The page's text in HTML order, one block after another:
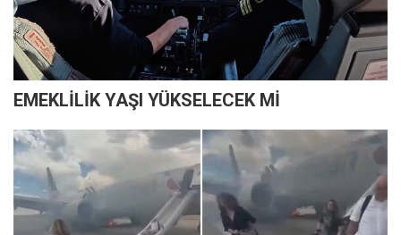
EMEKLİLİK YAŞI YÜKSELECEK Mİ